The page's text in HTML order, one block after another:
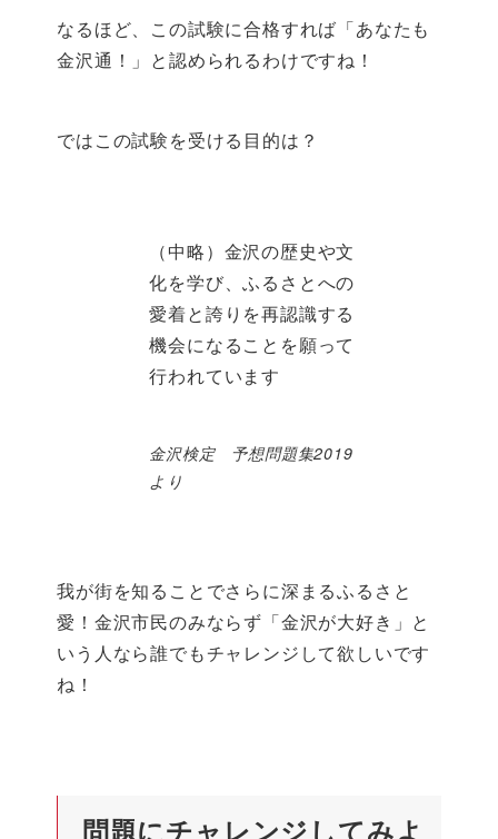
なるほど、この試験に合格すれば「あなたも
金沢通！」と認められるわけですね！
ではこの試験を受ける目的は？
（中略）金沢の歴史や文
化を学び、ふるさとへの
愛着と誇りを再認識する
機会になることを願って
行われています
金沢検定 予想問題集2019
より
我が街を知ることでさらに深まるふるさと
愛！金沢市民のみならず「金沢が大好き」と
いう人なら誰でもチャレンジして欲しいです
ね！
問題にチャレンジしてみよ